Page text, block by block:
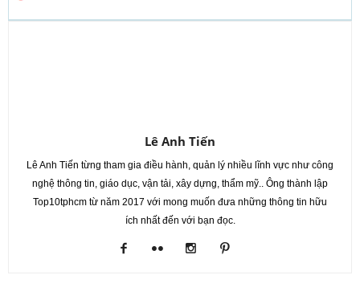
Lê Anh Tiến
Lê Anh Tiến từng tham gia điều hành, quản lý nhiều lĩnh vực như công
nghệ thông tin, giáo dục, vận tải, xây dựng, thẩm mỹ.. Ông thành lập
Top10tphcm từ năm 2017 với mong muốn đưa những thông tin hữu
ích nhất đến với bạn đọc.